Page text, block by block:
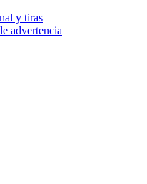
y tiras
advertencia